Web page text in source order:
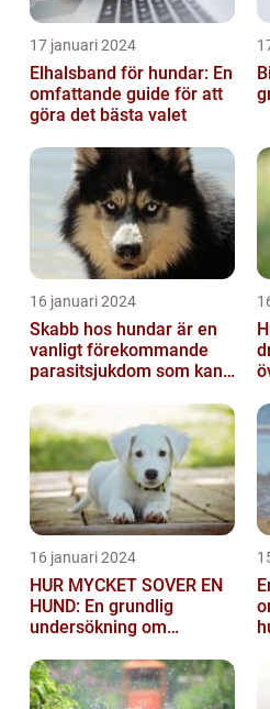
17 januari 2024
Elhalsband för hundar: En
omfattande guide för att
göra det bästa valet
16 januari 2024
Skabb hos hundar är en
vanligt förekommande
parasitsjukdom som kan
och smittsa...
16 januari 2024
HUR MYCKET SOVER EN
HUND: En grundlig
undersökning om